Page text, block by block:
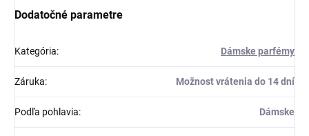
Dodatočné parametre
Kategória: Dámske parfémy
Záruka: Možnost vrátenia do 14 dní
Podľa pohlavia: Dámske